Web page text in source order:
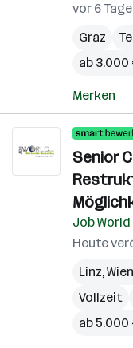
vor 6
Graz
ab
Merken
Senior
Job World
Heute
Linz,
Vollzeit
ab